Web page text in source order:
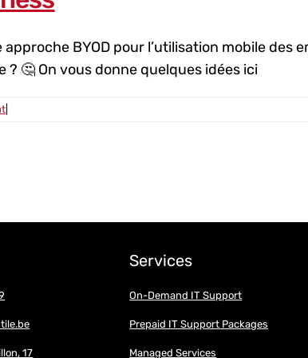
BYOD pour l’utilisation mobile des
🤔 On vous donne quelques idées ici
17
Services
On-Demand IT Support
Prepaid IT Support Packages
Managed Services